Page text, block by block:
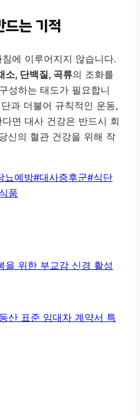
드는 기적
에 이루어지지 않습니다.
소, 단백질, 곡류의 조화를
성하는 태도가 필요합니
과 더불어 규칙적인 운동,
면 대사 건강은 반드시 회
신의 혈관 건강을 위해 작
뇨예방#대사증후군#식단
품
을 위한 부교감 신경 활성
산 표준 임대차 계약서 특